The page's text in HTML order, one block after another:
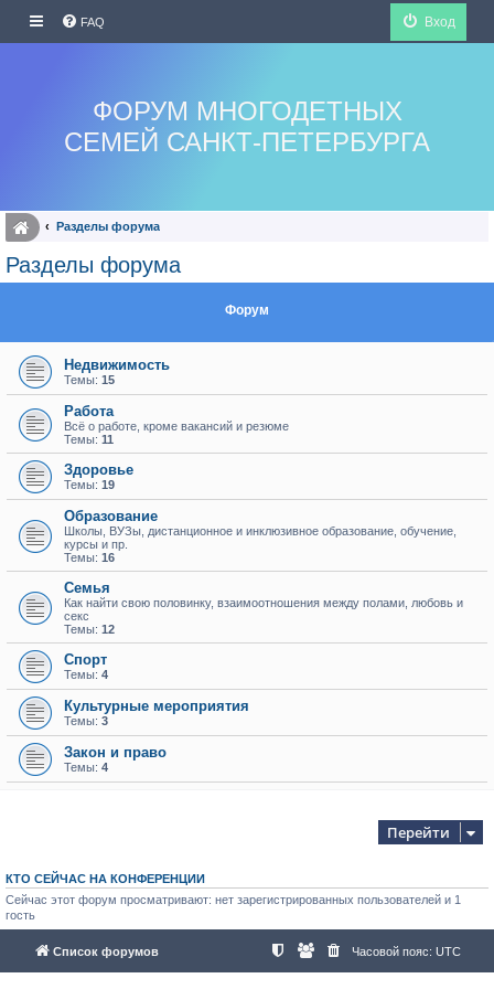
FAQ Вход
ФОРУМ МНОГОДЕТНЫХ
СЕМЕЙ САНКТ-ПЕТЕРБУРГА
Разделы форума
Разделы форума
Форум
Недвижимость
Темы: 15
Работа
Всё о работе, кроме вакансий и резюме
Темы: 11
Здоровье
Темы: 19
Образование
Школы, ВУЗы, дистанционное и инклюзивное образование, обучение,
курсы и пр.
Темы: 16
Семья
Как найти свою половинку, взаимоотношения между полами, любовь и
секс
Темы: 12
Спорт
Темы: 4
Культурные мероприятия
Темы: 3
Закон и право
Темы: 4
Перейти
КТО СЕЙЧАС НА КОНФЕРЕНЦИИ
Сейчас этот форум просматривают: нет зарегистрированных пользователей и 1
гость
Список форумов Часовой пояс: UTC